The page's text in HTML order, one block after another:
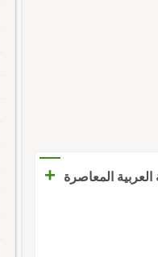
المعاصرة +